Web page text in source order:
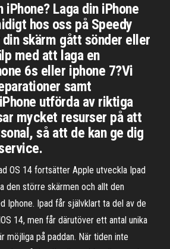
iPhone? Laga din iPhone
hos oss på Speedy
din skärm gått sönder eller
med att laga en
6s eller iphone 7?Vi
samt
utförda av riktiga
mycket resurser på att
så att de kan ge dig
OS 14 fortsätter Apple utveckla Ipad
den större skärmen och allt den
Iphone. Ipad får självklart ta del av de
14, men får därutöver ett antal unika
möjliga på paddan. När tiden inte